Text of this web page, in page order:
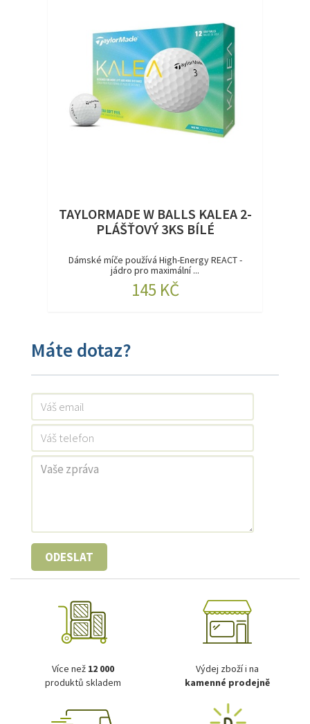
TAYLORMADE W BALLS KALEA 2-
PLÁŠŤOVÝ 3KS BÍLÉ
Dámské míče používá High-Energy REACT -
jádro pro maximální ...
145 KČ
Máte dotaz?
ODESLAT
Více než 12 000
produktů skladem
Výdej zboží i na
kamenné prodejně